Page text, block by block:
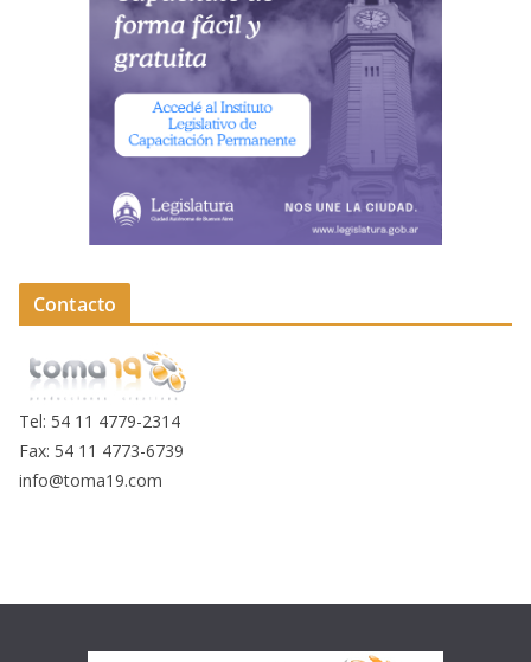
Contacto
Tel: 54 11 4779-2314
Fax: 54 11 4773-6739
info@toma19.com